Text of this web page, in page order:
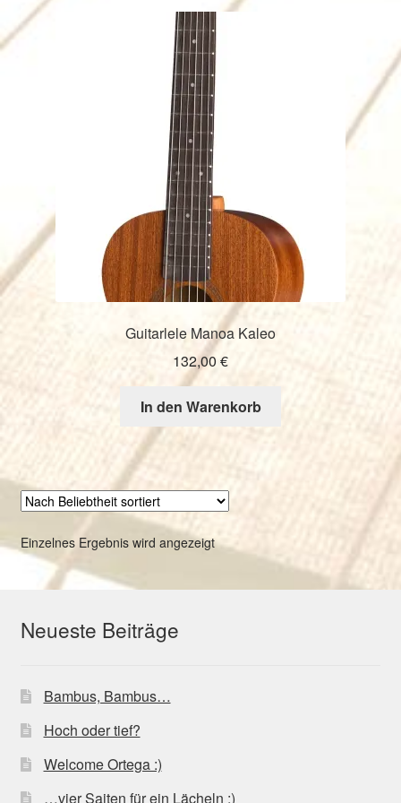
Guitarlele Manoa Kaleo
132,00 €
In den Warenkorb
Einzelnes Ergebnis wird angezeigt
Neueste Beiträge
Bambus, Bambus…
Hoch oder tief?
Welcome Ortega :)
…vier Saiten für ein Lächeln :)